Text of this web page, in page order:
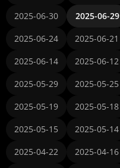
2025-06-30
2025-06-29
2025-06-24
2025-06-21
2025-06-14
2025-06-12
2025-05-29
2025-05-25
2025-05-19
2025-05-18
2025-05-15
2025-05-14
2025-04-22
2025-04-16